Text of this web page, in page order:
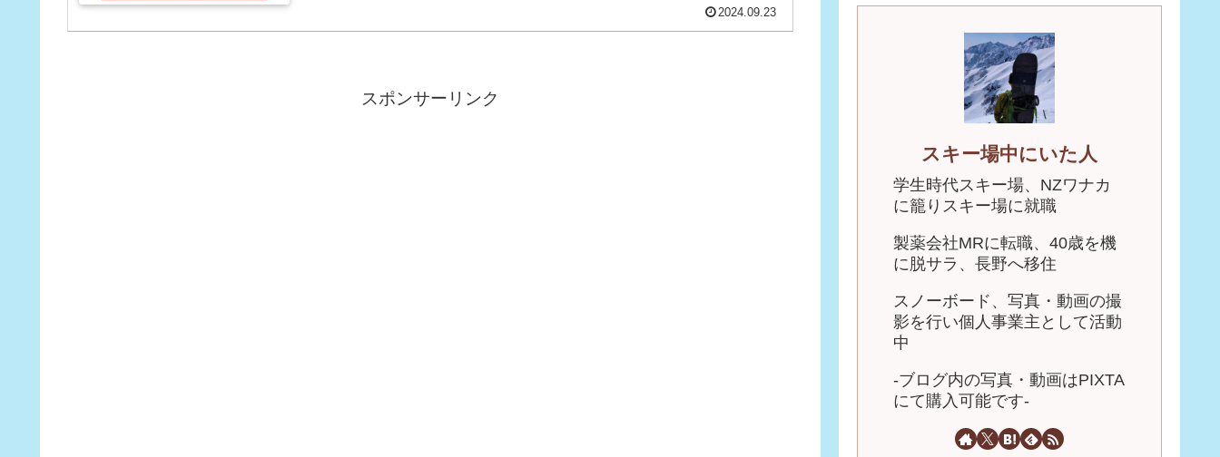
2024.09.23
スポンサーリンク
スキー場中にいた人
学生時代スキー場、NZワナカ
に籠りスキー場に就職
製薬会社MRに転職、40歳を機
に脱サラ、長野へ移住
スノーボード、写真・動画の撮
影を行い個人事業主として活動
中
-ブログ内の写真・動画はPIXTA
にて購入可能です-